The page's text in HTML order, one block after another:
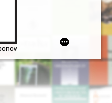
sympozjumetiudę rewolucyjną?